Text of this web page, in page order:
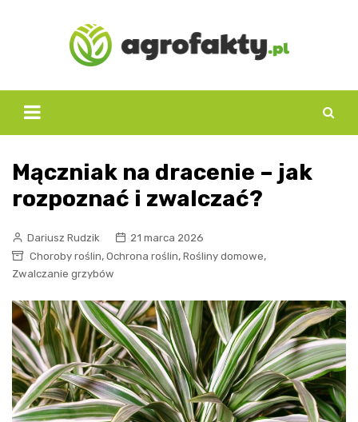
Mączniak na dracenie – jak
rozpoznać i zwalczać?
Dariusz Rudzik
21 marca 2026
Choroby roślin, Ochrona roślin, Rośliny domowe,
Zwalczanie grzybów